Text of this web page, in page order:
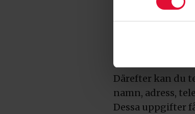
din nya adress.
VÄLJ ETT
Därefter kan du
namn, adress,
Dessa uppgifter